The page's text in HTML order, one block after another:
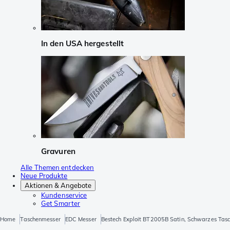
In den USA hergestellt
Gravuren
Alle Themen entdecken
Neue Produkte
Aktionen & Angebote
Kundenservice
Get Smarter
Home Taschenmesser EDC Messer Bestech Exploit BT2005B Satin, Schwarzes